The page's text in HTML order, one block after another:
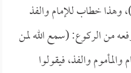
وهذا خطاب للإمام والفذ
من الركوع: (سمع الله لمن
والفذ، فيقولوا